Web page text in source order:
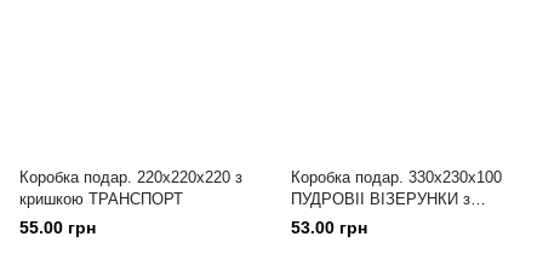
Коробка подар. 220х220х220 з
кришкою ТРАНСПОРТ
55.00 грн
Коробка подар. 330х230х100
ПУДРОВІІ ВІЗЕРУНКИ з
кришкою
53.00 грн